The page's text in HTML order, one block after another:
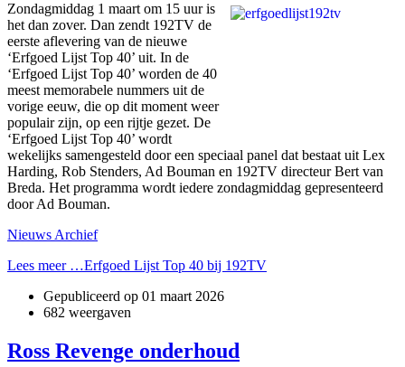
Zondagmiddag 1 maart om 15 uur is
het dan zover. Dan zendt 192TV de
eerste aflevering van de nieuwe
‘Erfgoed Lijst Top 40’ uit. In de
‘Erfgoed Lijst Top 40’ worden de 40
meest memorabele nummers uit de
vorige eeuw, die op dit moment weer
populair zijn, op een rijtje gezet. De
‘Erfgoed Lijst Top 40’ wordt
wekelijks samengesteld door een speciaal panel dat bestaat uit Lex
Harding, Rob Stenders, Ad Bouman en 192TV directeur Bert van
Breda. Het programma wordt iedere zondagmiddag gepresenteerd
door Ad Bouman.
Nieuws Archief
Lees meer …Erfgoed Lijst Top 40 bij 192TV
Gepubliceerd op 01 maart 2026
682 weergaven
Ross Revenge onderhoud